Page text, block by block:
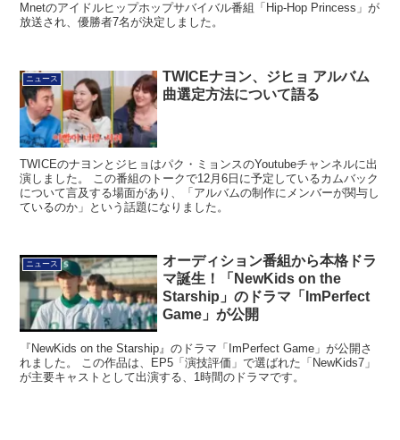
Mnetのアイドルヒップホップサバイバル番組「Hip-Hop Princess」が
放送され、優勝者7名が決定しました。
ニュース
TWICEナヨン、ジヒョ アルバム
曲選定方法について語る
TWICEのナヨンとジヒョはパク・ミョンスのYoutubeチャンネルに出
演しました。 この番組のトークで12月6日に予定しているカムバック
について言及する場面があり、「アルバムの制作にメンバーが関与し
ているのか」という話題になりました。
ニュース
オーディション番組から本格ドラ
マ誕生！「NewKids on the
Starship」のドラマ「ImPerfect
Game」が公開
『NewKids on the Starship』のドラマ「ImPerfect Game」が公開さ
れました。 この作品は、EP5「演技評価」で選ばれた「NewKids7」
が主要キャストとして出演する、1時間のドラマです。